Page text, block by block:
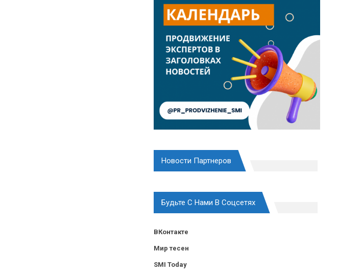
Новости Партнеров
Будьте С Нами В Соцсетях
ВКонтакте
Мир тесен
SMI Today